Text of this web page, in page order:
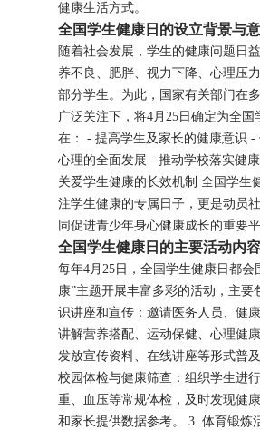
健康生活方式。
全国学生健康日的设立背景与
随着社会发展，学生的健康问题日
养不良、肥胖、视力下降、心理压
部分学生。为此，国家有关部门在
广泛关注下，将4月25日确定为全国
在： - 提高学生及家长的健康意识 -
心理的全面发展 - 推动学校落实健
关爱学生健康的长效机制 全国学生
注学生健康的专属日子，更是动员
同促进青少年身心健康成长的重要平
全国学生健康日的主要活动内容
每年4月25日，全国学生健康日都会
康”主题开展丰富多彩的活动，主要
识讲座和宣传：邀请医务人员、健
讲解营养搭配、运动保健、心理健
发放宣传资料、在线讲座等形式普
校园体检与健康筛查：组织学生进
重、血压等常规体检，及时发现健
和家长提供数据参考。 3. 体育锻炼